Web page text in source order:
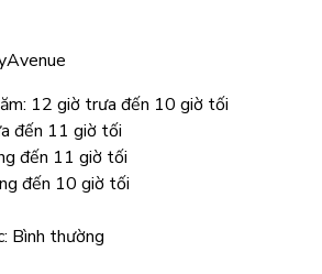
12 giờ trưa đến 10 giờ tối
đến 11 giờ tối
đến 11 giờ tối
đến 10 giờ tối
Bình thường